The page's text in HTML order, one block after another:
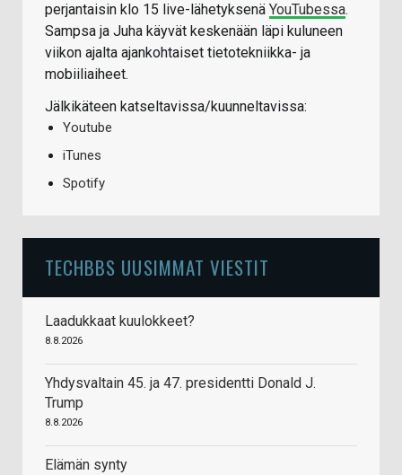
perjantaisin klo 15 live-lähetyksenä YouTubessa.
Sampsa ja Juha käyvät keskenään läpi kuluneen
viikon ajalta ajankohtaiset tietotekniikka- ja
mobiiliaiheet.
Jälkikäteen katseltavissa/kuunneltavissa:
Youtube
iTunes
Spotify
TECHBBS UUSIMMAT VIESTIT
Laadukkaat kuulokkeet?
8.8.2026
Yhdysvaltain 45. ja 47. presidentti Donald J.
Trump
8.8.2026
Elämän synty